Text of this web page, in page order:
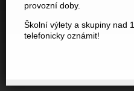
provozní doby.
Školní výlety a skupiny nad
telefonicky oznámit!